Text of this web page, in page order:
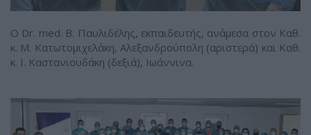
Ο Dr. med. B. Παυλιδέλης, εκπαιδευτής, ανάμεσα στον Καθ.
κ. M. Κατωτομιχελάκη, Αλεξανδρούπολη (αριστερά) και Καθ.
κ. Ι. Καστανιουδάκη (δεξιά), Ιωάννινα.